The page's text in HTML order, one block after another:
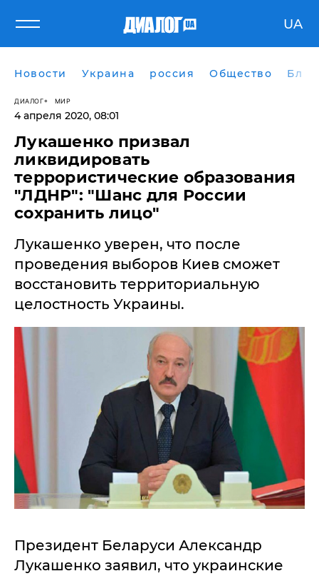
UA
Новости Украина россия Общество
ДИАЛОГ МИР
4 апреля 2020, 08:01
Лукашенко призвал
ликвидировать
террористические образования
"ЛДНР": "Шанс для России
сохранить лицо"
Лукашенко уверен, что после
проведения выборов Киев сможет
восстановить территориальную
целостность Украины.
Президент Беларуси Александр
Лукашенко заявил, что украинские